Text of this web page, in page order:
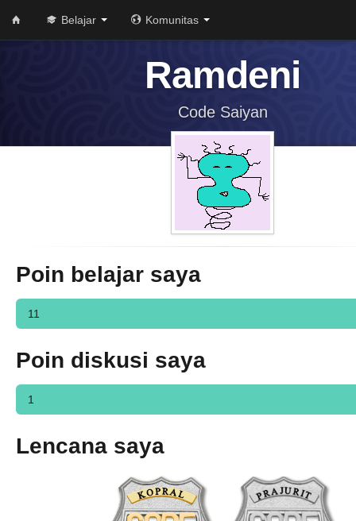
Belajar Komunitas
Ramdeni
Code Saiyan
Poin belajar saya
11
Poin diskusi saya
1
Lencana saya